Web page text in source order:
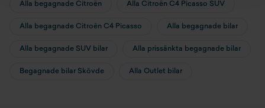
Alla begagnade Citroën Alla Citroën C4 Picasso SUV
Alla begagnade Citroën C4 Picasso Alla begagnade bilar
Alla begagnade SUV bilar Alla prissänkta begagnade bilar
Begagnade bilar Skövde Alla Outlet bilar